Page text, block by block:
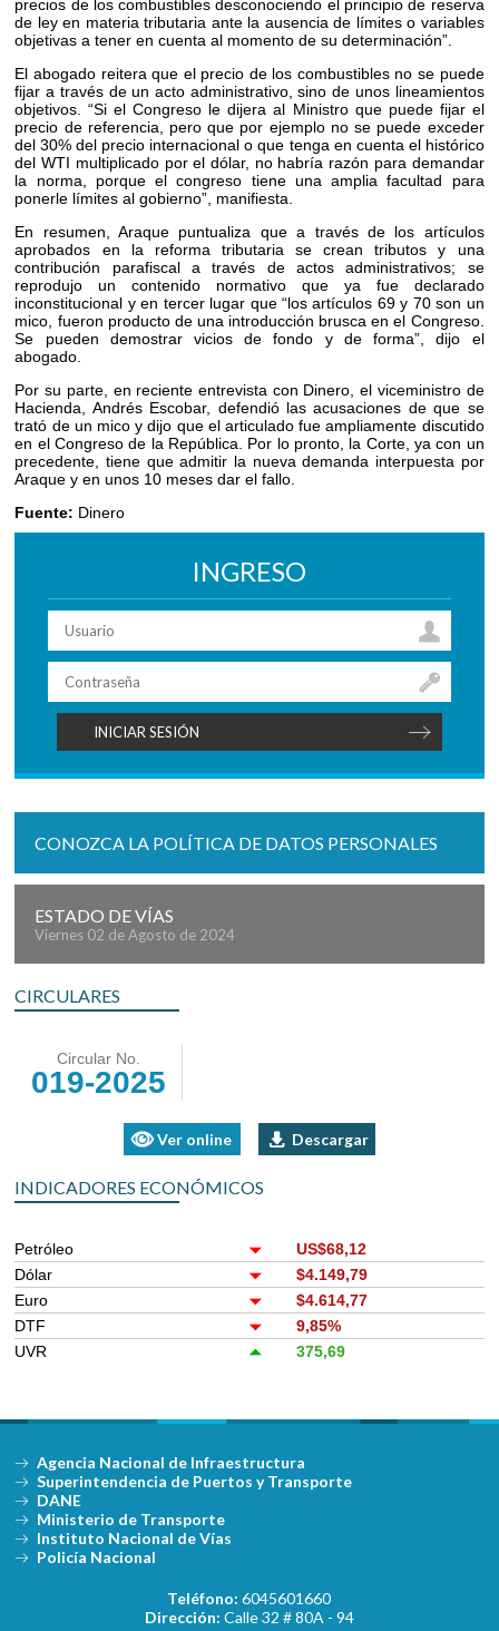
precios de los combustibles desconociendo el principio de reserva
de ley en materia tributaria ante la ausencia de límites o variables
objetivas a tener en cuenta al momento de su determinación”.
El abogado reitera que el precio de los combustibles no se puede
fijar a través de un acto administrativo, sino de unos lineamientos
objetivos. “Si el Congreso le dijera al Ministro que puede fijar el
precio de referencia, pero que por ejemplo no se puede exceder
del 30% del precio internacional o que tenga en cuenta el histórico
del WTI multiplicado por el dólar, no habría razón para demandar
la norma, porque el congreso tiene una amplia facultad para
ponerle límites al gobierno”, manifiesta.
En resumen, Araque puntualiza que a través de los artículos
aprobados en la reforma tributaria se crean tributos y una
contribución parafiscal a través de actos administrativos; se
reprodujo un contenido normativo que ya fue declarado
inconstitucional y en tercer lugar que “los artículos 69 y 70 son un
mico, fueron producto de una introducción brusca en el Congreso.
Se pueden demostrar vicios de fondo y de forma”, dijo el
abogado.
Por su parte, en reciente entrevista con Dinero, el viceministro de
Hacienda, Andrés Escobar, defendió las acusaciones de que se
trató de un mico y dijo que el articulado fue ampliamente discutido
en el Congreso de la República. Por lo pronto, la Corte, ya con un
precedente, tiene que admitir la nueva demanda interpuesta por
Araque y en unos 10 meses dar el fallo.
Fuente: Dinero
INGRESO
CONOZCA LA POLÍTICA DE DATOS PERSONALES
ESTADO DE VÍAS
Viernes 02 de Agosto de 2024
CIRCULARES
Circular No.
019-2025
Ver online Descargar
INDICADORES ECONÓMICOS
Petróleo
US$68,12
Dólar
$4.149,79
Euro
$4.614,77
DTF
9,85%
UVR
375,69
Agencia Nacional de Infraestructura
Superintendencia de Puertos y Transporte
DANE
Ministerio de Transporte
Instituto Nacional de Vías
Policía Nacional
Teléfono: 6045601660
Dirección: Calle 32 # 80A - 94